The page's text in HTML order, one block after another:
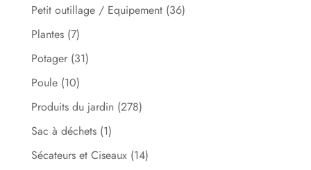
Petit outillage / Equipement (36)
Plantes (7)
Potager (31)
Poule (10)
Produits du jardin (278)
Sac à déchets (1)
Sécateurs et Ciseaux (14)